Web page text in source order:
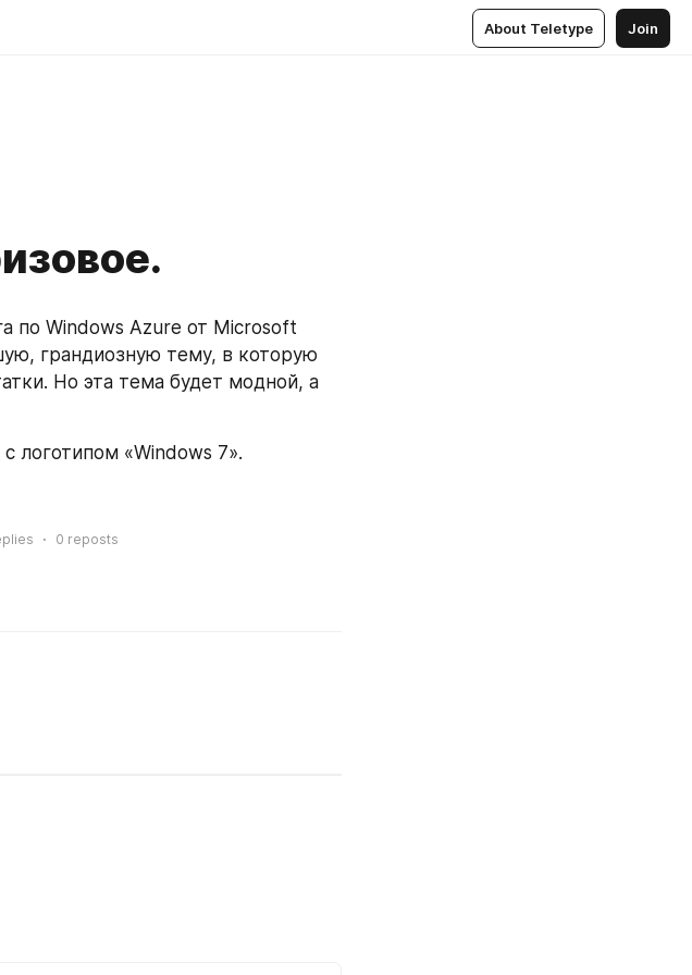
About Teletype Join
по Windows Azure от Microsoft
грандиозную тему, в которую
Но эта тема будет модной, а
логотипом «Windows 7».
0 reposts